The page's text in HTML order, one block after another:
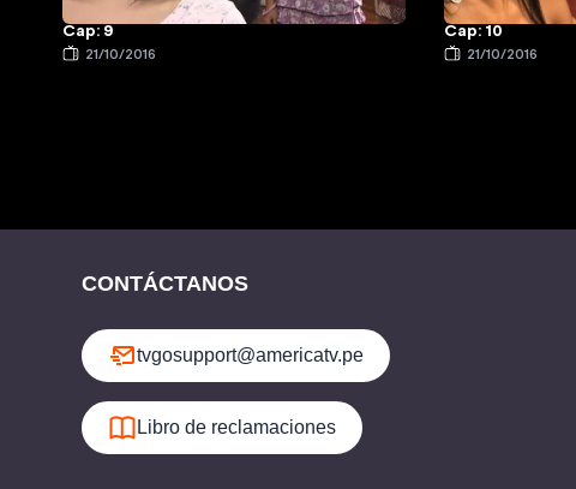
Cap: 9
21/10/2016
Cap: 10
21/10/2016
CONTÁCTANOS
tvgosupport@americatv.pe
Libro de reclamaciones